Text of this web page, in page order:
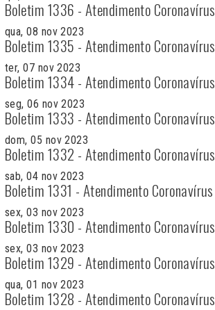
Boletim 1336 - Atendimento Coronavírus
qua, 08 nov 2023
Boletim 1335 - Atendimento Coronavírus
ter, 07 nov 2023
Boletim 1334 - Atendimento Coronavírus
seg, 06 nov 2023
Boletim 1333 - Atendimento Coronavírus
dom, 05 nov 2023
Boletim 1332 - Atendimento Coronavírus
sab, 04 nov 2023
Boletim 1331 - Atendimento Coronavírus
sex, 03 nov 2023
Boletim 1330 - Atendimento Coronavírus
sex, 03 nov 2023
Boletim 1329 - Atendimento Coronavírus
qua, 01 nov 2023
Boletim 1328 - Atendimento Coronavírus